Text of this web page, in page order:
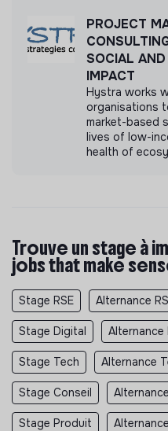
PROJECT
SOCIAL
IMPACT
Hystra works
organisations
market-based
lives of low-
health of
Trouve un stage à
jobs that make
Stage RSE Alternance
Stage Digital Alternance
Stage Tech Alternance
Stage Conseil
Stage Produit